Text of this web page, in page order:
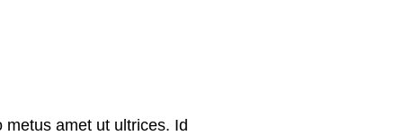
amet ut ultrices. Id